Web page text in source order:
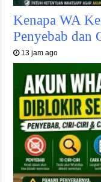
Kenapa WA
Penyebab dan
13 jam ago